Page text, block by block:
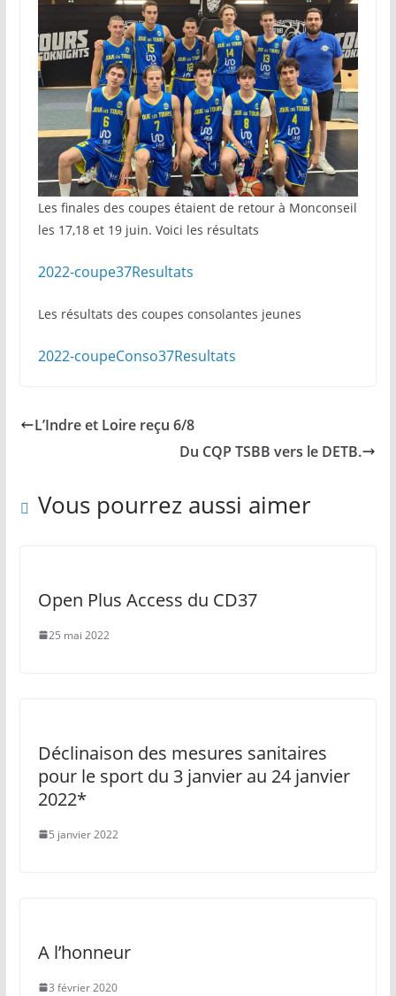
Les finales des coupes étaient de retour à Monconseil
les 17,18 et 19 juin. Voici les résultats
2022-coupe37Resultats
Les résultats des coupes consolantes jeunes
2022-coupeConso37Resultats
L’Indre et Loire reçu 6/8
Du CQP TSBB vers le DETB.
Vous pourrez aussi aimer
Open Plus Access du CD37
25 mai 2022
Déclinaison des mesures sanitaires
pour le sport du 3 janvier au 24 janvier
2022*
5 janvier 2022
A l’honneur
3 février 2020